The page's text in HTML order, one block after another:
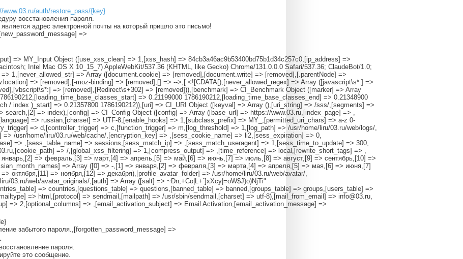
www.03.ru/auth/restore_pass/{key}
восстановления пароля.
адрес электронной почты на который пришло это письмо!
=>
=> MY_Input Object ([use_xss_clean] => 1,[xss_hash] => 84cb3a46ac9b53400bd75b1d34c257c0,[ip_address] =>
Intel Mac OS X 10_15_7) AppleWebKit/537.36 (KHTML, like Gecko) Chrome/131.0.0.0 Safari/537.36; ClaudeBot/1.0;
1,[never_allowed_str] => Array ([document.cookie] => [removed],[document.write] => [removed],[.parentNode] =>
=> [removed],[-moz-binding] => [removed],[] => -->,[ <![CDATA[),[never_allowed_regex] => Array ([javascript\s*:] =>
=> [removed],[Redirect\s+302] => [removed])),[benchmark] => CI_Benchmark Object ([marker] => Array
=> 0.21199000 1786190212,[loading_time_base_classes_end] => 0.21348900
/ index )_start] => 0.21357800 1786190212)),[uri] => CI_URI Object ([keyval] => Array (),[uri_string] => /sss/,[segments] =>
=> index),[config] => CI_Config Object ([config] => Array ([base_url] => https://www.03.ru,[index_page] => ,
=> russian,[charset] => UTF-8,[enable_hooks] => 1,[subclass_prefix] => MY_,[permitted_uri_chars] => a-z 0-
=> d,[controller_trigger] => c,[function_trigger] => m,[log_threshold] => 1,[log_path] => /usr/home/liru/03.ru/web/logs/,
=> /usr/home/liru/03.ru/web/cache/,[encryption_key] => ,[sess_cookie_name] => li2,[sess_expiration] => 0,
=> ,[sess_table_name] => sessions,[sess_match_ip] => ,[sess_match_useragent] => 1,[sess_time_to_update] => 300,
=> /,[global_xss_filtering] => 1,[compress_output] => ,[time_reference] => local,[rewrite_short_tags] => ,
=> февраль,[3] => март,[4] => апрель,[5] => май,[6] => июнь,[7] => июль,[8] => август,[9] => сентябрь,[10] =>
=> Array ([0] => -,[1] => января,[2] => февраля,[3] => марта,[4] => апреля,[5] => мая,[6] => июня,[7]
октября,[11] => ноября,[12] => декабря),[profile_avatar_folder] => /usr/home/liru/03.ru/web/avatar/,
03.ru/web/avatar_originals/,[auth] => Array ([salt] => ~Dn;+Co|L+`]xXcy|=oW$J)o)NjTi"
=> countries,[questions_table] => questions,[banned_table] => banned,[groups_table] => groups,[users_table] =>
=> html,[protocol] => sendmail,[mailpath] => /usr/sbin/sendmail,[charset] => utf-8),[mail_from_email] => info@03.ru,
=> 2,[optional_columns] => ,[email_activation_subject] => Email Activation,[email_activation_message] =>
забытого пароля.,[forgotten_password_message] =>
пароля.
это сообщение.